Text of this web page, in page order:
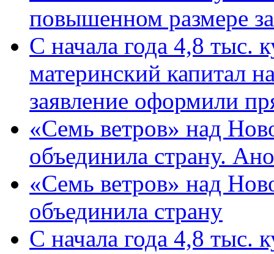
повышенном размере
С начала года 4,8 тыс.
материнский капитал
заявление оформили
«Семь ветров» над
объединила страну.
«Семь ветров» над
объединила страну
С начала года 4,8 тыс.